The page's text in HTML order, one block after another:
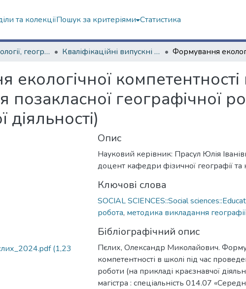
та колекціїПошук за критеріями Статистика
Факультет геології, географіії, рекреації і туризму Кваліфікаційні випускні роботи магістрів. Факультет геології, географіії, рекреації і туризму
компетентності
позакласної географічної
діяльності)
(1,23
Опис
Науковий керівник: Прасул Юлія
доцент кафедри фізичної географії та
Ключові слова
SOCIAL SCIENCES::Social
робота, методика викладання географії
Бібліографічний опис
Пєлих, Олександр Миколайович.
компетентності в школі під час
роботи (на прикладі краєзнавчої
магістра : спеціальність 014.07